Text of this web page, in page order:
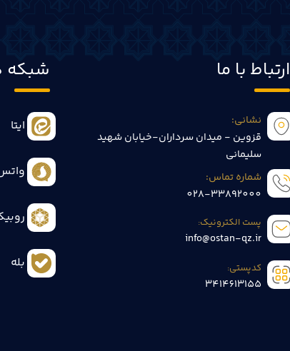
ارتباط با ما
نشانی:
قزوین - میدان سرداران-خیابان شهید
سلیمانی
شماره تماس:
028-33892000
پست الکترونیک:
info@ostan-qz.ir
کدپستی:
3414613155
شبکه
ایتا
بله